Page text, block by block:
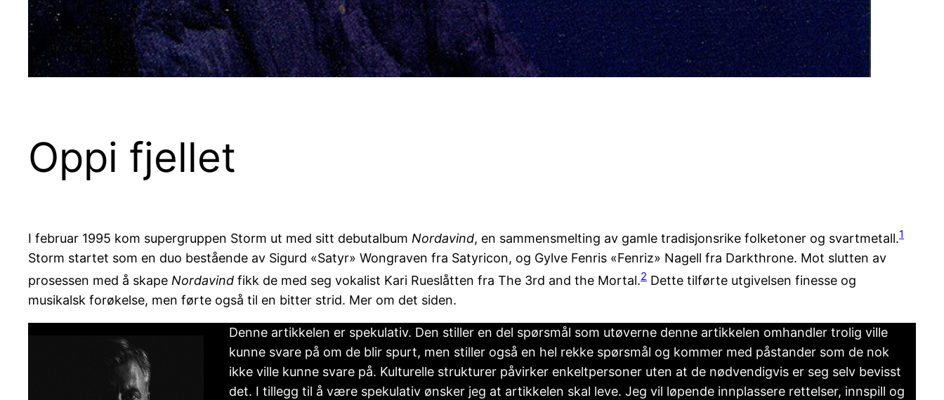
Oppi fjellet
I februar 1995 kom supergruppen Storm ut med sitt debutalbum Nordavind, en sammensmelting av gamle tradisjonsrike folketoner og svartmetall.1
Storm startet som en duo bestående av Sigurd «Satyr» Wongraven fra Satyricon, og Gylve Fenris «Fenriz» Nagell fra Darkthrone. Mot slutten av
prosessen med å skape Nordavind fikk de med seg vokalist Kari Rueslåtten fra The 3rd and the Mortal.2 Dette tilførte utgivelsen finesse og
musikalsk forøkelse, men førte også til en bitter strid. Mer om det siden.
Denne artikkelen er spekulativ. Den stiller en del spørsmål som utøverne denne artikkelen omhandler trolig ville
kunne svare på om de blir spurt, men stiller også en hel rekke spørsmål og kommer med påstander som de nok
ikke ville kunne svare på. Kulturelle strukturer påvirker enkeltpersoner uten at de nødvendigvis er seg selv bevisst
det. I tillegg til å være spekulativ ønsker jeg at artikkelen skal leve. Jeg vil løpende innplassere rettelser, innspill og